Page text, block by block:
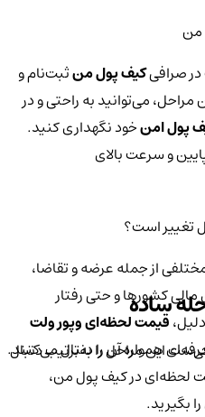
صرافیکیف پول منثبت‌نام و
می‌توانید به راحتی و در
پول امنخود نگهداری کنید.
و سرعت بالای
است؟
از جمله عرضه و تقاضا،
کشورها و حتی رفتار
قیمت لحظه‌ای وپور ولت
همواره آن را دنبال می‌کنند.
لحظه‌ای در کیف پول من،
بگیرید.
این مراحل را به‌ترتیب دنبال